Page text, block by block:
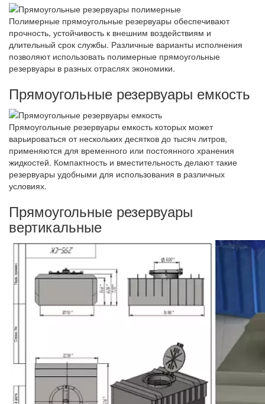
Полимерные прямоугольные резервуары обеспечивают
прочность, устойчивость к внешним воздействиям и
длительный срок службы. Различные варианты исполнения
позволяют использовать полимерные прямоугольные
резервуары в разных отраслях экономики.
Прямоугольные резервуары емкость
Прямоугольные резервуары емкость которых может
варьироваться от нескольких десятков до тысяч литров,
применяются для временного или постоянного хранения
жидкостей. Компактность и вместительность делают такие
резервуары удобными для использования в различных
условиях.
Прямоугольные резервуары
вертикальные